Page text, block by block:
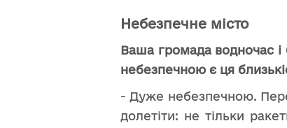
Небезпечне місто
Ваша громада водночас і
небезпечною є ця
- Дуже небезпечною.
долетіти: не тільки